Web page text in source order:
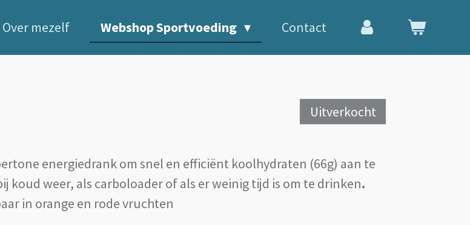
Over mezelf Webshop Sportvoeding Contact
Uitverkocht
energiedrank om snel en efficiënt koolhydraten (66g) aan te
koud weer, als carboloader of als er weinig tijd is om te drinken.
in orange en rode vruchten